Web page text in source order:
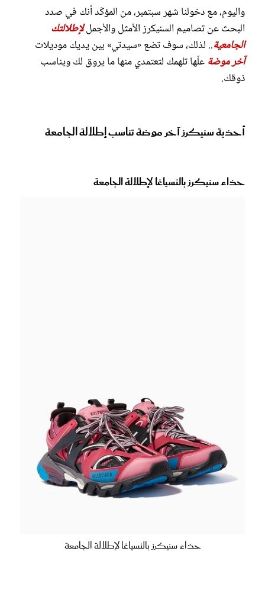
واليوم، مع دخولنا شهر سبتمبر، من المؤكّد أنك في صدد
البحث عن تصاميم السنيكرز الأمثل والأجمللإطلالتك
الجامعية.. لذلك، سوف تضع «سيدتي» بين يديك موديلات
آخر موضة علّها تلهمك لتعتمدي منها ما يروق لك ويناسب
ذوقك.
أحذية سنيكرز آخر موضة تناسب إطلالة الجامعة
حذاء سنيكرز بالنسياغا لإطلالة الجامعة
حذاء سنيكرز بالنسياغا لإطلالة الجامعة